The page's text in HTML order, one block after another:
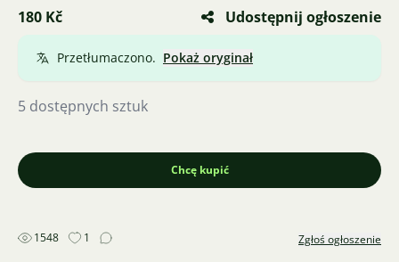
180 Kč Udostępnij ogłoszenie
Przetłumaczono. Pokaż oryginał
5 dostępnych sztuk
Chcę kupić
1548 1 Zgłoś ogłoszenie